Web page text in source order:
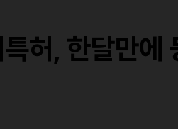
허, 한달만에